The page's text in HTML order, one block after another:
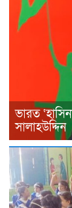
ভারত
সালাহউদ্দিন